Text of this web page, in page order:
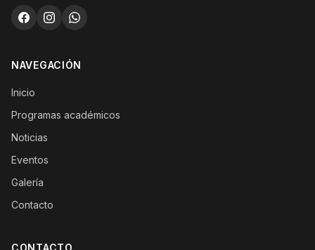
NAVEGACIÓN
Inicio
Programas académicos
Noticias
Eventos
Galería
Contacto
CONTACTO